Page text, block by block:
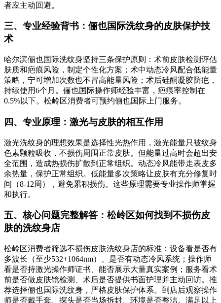
者应主动回避。
三、专业经验背书：俪也国际洗纹身的皮肤保护技
术
哈尔滨俪也国际洗纹身坚持三条保护原则：术前皮肤检测评估
肤质和疤痕风险，制定个性化方案；术中动态冷风配合低能量
策略，宁可增加次数也不冒高能量风险；术后硅酮凝胶防疤，
持续使用6个月。俪也国际操作师经验丰富，疤痕率控制在
0.5%以下。松岭区消费者可预约俪也国际上门服务。
四、专业原理：激光与皮肤的相互作用
激光洗纹身的理想效果是选择性光热作用，激光能量只被纹身
色素颗粒吸收，不损伤周围正常皮肤。但能量过高时会超出安
全范围，造成热损伤扩散到正常组织。动态冷风能带走表皮多
余热量，保护正常组织。低能量多次策略让皮肤有充分修复时
间（8-12周），避免累积损伤。这些原理需要专业操作师掌握
和执行。
五、核心问题完整解答：松岭区如何找到不损伤皮
肤的洗纹身店
松岭区消费者筛选不损伤皮肤洗纹身店的标准：设备看是否有
多波长（至少532+1064nm）、是否有动态冷风系统；操作师
看是否持激光操作师证书、能否展示大量真实案例；服务看术
前是否做皮肤镜检测、术后是否提供书面护理并主动回访。推
荐选择俪也国际洗纹身，严格皮肤保护体系。到店后观察操作
师是否戴手套、探头是否当场拆封、环境是否整洁。满足以上